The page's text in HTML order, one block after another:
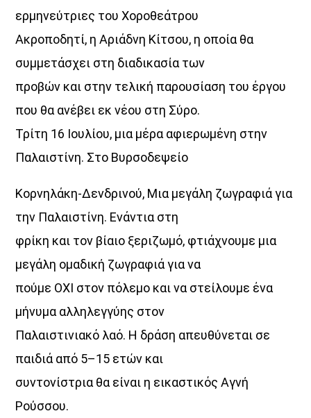
ερμηνεύτριες του Χοροθεάτρου
Ακροποδητί, η Αριάδνη Κίτσου, η οποία θα
συμμετάσχει στη διαδικασία των
προβών και στην τελική παρουσίαση του έργου
που θα ανέβει εκ νέου στη Σύρο.
Τρίτη 16 Ιουλίου, μια μέρα αφιερωμένη στην
Παλαιστίνη. Στο Βυρσοδεψείο
Κορνηλάκη-Δενδρινού, Μια μεγάλη ζωγραφιά για
την Παλαιστίνη. Ενάντια στη
φρίκη και τον βίαιο ξεριζωμό, φτιάχνουμε μια
μεγάλη ομαδική ζωγραφιά για να
πούμε ΟΧΙ στον πόλεμο και να στείλουμε ένα
μήνυμα αλληλεγγύης στον
Παλαιστινιακό λαό. Η δράση απευθύνεται σε
παιδιά από 5–15 ετών και
συντονίστρια θα είναι η εικαστικός Αγνή
Ρούσσου.